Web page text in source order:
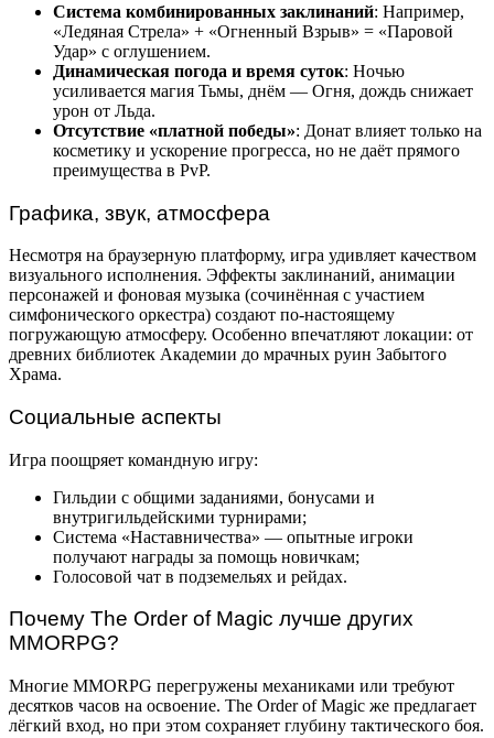
Система комбинированных заклинаний: Например,
«Ледяная Стрела» + «Огненный Взрыв» = «Паровой
Удар» с оглушением.
Динамическая погода и время суток: Ночью
усиливается магия Тьмы, днём — Огня, дождь снижает
урон от Льда.
Отсутствие «платной победы»: Донат влияет только на
косметику и ускорение прогресса, но не даёт прямого
преимущества в PvP.
Графика, звук, атмосфера
Несмотря на браузерную платформу, игра удивляет качеством
визуального исполнения. Эффекты заклинаний, анимации
персонажей и фоновая музыка (сочинённая с участием
симфонического оркестра) создают по-настоящему
погружающую атмосферу. Особенно впечатляют локации: от
древних библиотек Академии до мрачных руин Забытого
Храма.
Социальные аспекты
Игра поощряет командную игру:
Гильдии с общими заданиями, бонусами и
внутригильдейскими турнирами;
Система «Наставничества» — опытные игроки
получают награды за помощь новичкам;
Голосовой чат в подземельях и рейдах.
Почему The Order of Magic лучше других
MMORPG?
Многие MMORPG перегружены механиками или требуют
десятков часов на освоение. The Order of Magic же предлагает
лёгкий вход, но при этом сохраняет глубину тактического боя.